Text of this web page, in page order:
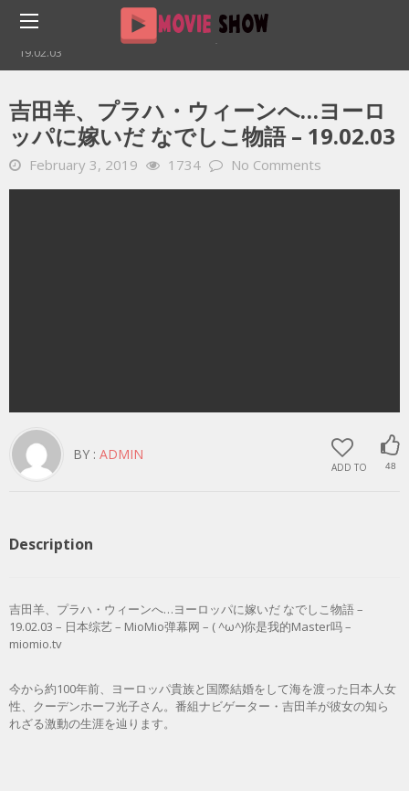
Home
YOUTUBE 動画 毎日
吉田羊、プラハ・ウィーンへ…ヨーロッパに嫁いだ なでしこ物語 –
19.02.03
吉田羊、プラハ・ウィーンへ…ヨーロ
ッパに嫁いだ なでしこ物語 – 19.02.03
February 3, 2019 1734 No Comments
ADD TO 48
BY : ADMIN
Description
吉田羊、プラハ・ウィーンへ…ヨーロッパに嫁いだ なでしこ物語 –
19.02.03 – 日本综艺 – MioMio弹幕网 – ( ^ω^)你是我的Master吗 –
miomio.tv
今から約100年前、ヨーロッパ貴族と国際結婚をして海を渡った日本人女
性、クーデンホーフ光子さん。番組ナビゲーター・吉田羊が彼女の知ら
れざる激動の生涯を辿ります。